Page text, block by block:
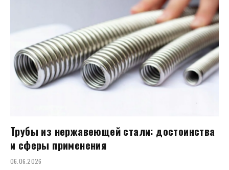
Трубы из нержавеющей стали: достоинства
и сферы применения
06.06.2026